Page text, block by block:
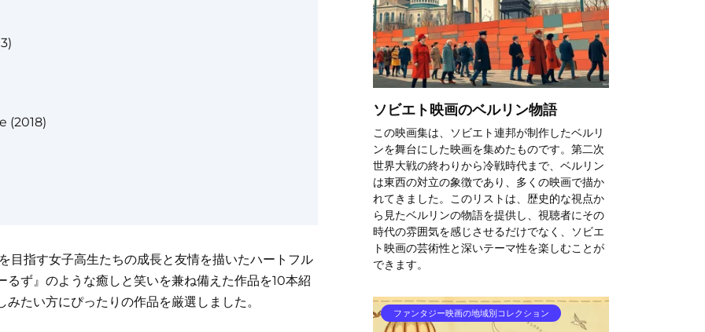
(2018)
目指す女子高生たちの成長と友情を描いたハートフル
ず』のような癒しと笑いを兼ね備えた作品を10本紹
たい方にぴったりの作品を厳選しました。
ソビエト映画のベルリン物語
この映画集は、ソビエト連邦が制作したベルリ
ンを舞台にした映画を集めたものです。第二次
世界大戦の終わりから冷戦時代まで、ベルリン
は東西の対立の象徴であり、多くの映画で描か
れてきました。このリストは、歴史的な視点か
ら見たベルリンの物語を提供し、視聴者にその
時代の雰囲気を感じさせるだけでなく、ソビエ
ト映画の芸術性と深いテーマ性を楽しむことが
できます。
ファンタジー映画の地域別コレクション